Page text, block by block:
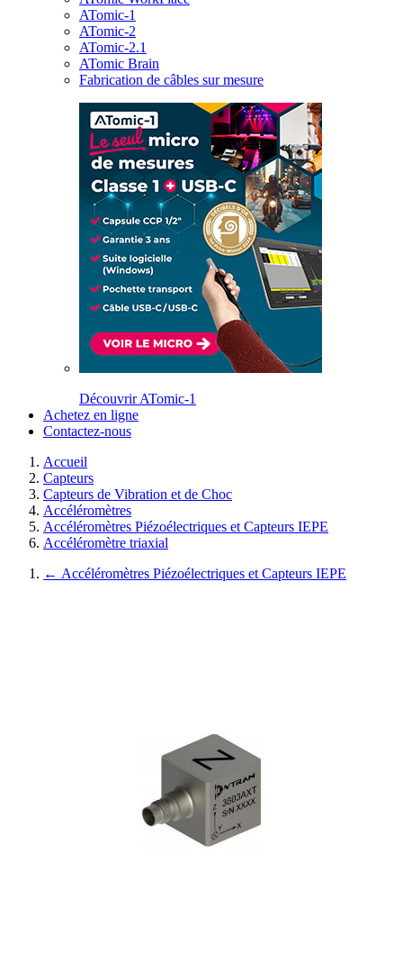
ATomic-1
ATomic-2
ATomic-2.1
ATomic Brain
Fabrication de câbles sur mesure
Découvrir ATomic-1
Achetez en ligne
Contactez-nous
Accueil
Capteurs
Capteurs de Vibration et de Choc
Accéléromètres
Accéléromètres Piézoélectriques et Capteurs IEPE
Accéléromètre triaxial
← Accéléromètres Piézoélectriques et Capteurs IEPE